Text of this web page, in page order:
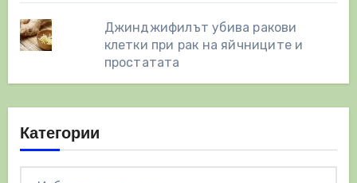
Джинджифилът убива ракови
клетки при рак на яйчниците и
простатата
Категории